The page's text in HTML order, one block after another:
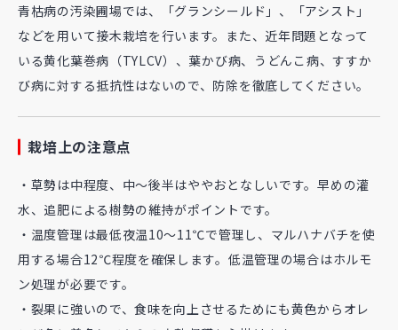
青枯病の汚染圃場では、「グランシールド」、「アシスト」
などを用いて接木栽培を行います。また、近年問題となって
いる黄化葉巻病（TYLCV）、葉かび病、うどんこ病、すすか
び病に対する抵抗性はないので、防除を徹底してください。
栽培上の注意点
・草勢は中程度、中～後半はややおとなしいです。早めの灌
水、追肥による樹勢の維持がポイントです。
・温度管理は最低夜温10～11℃で管理し、マルハナバチを使
用する場合12℃程度を確保します。低温管理の場合はホルモ
ン処理が必要です。
・裂果に強いので、食味を向上させるためにも黄色からオレ